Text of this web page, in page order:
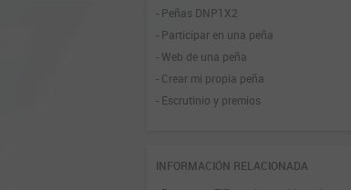
- Peñas DNP1X2
- Participar en una peña
- Web de una peña
- Crear mi propia peña
- Escrutinio y premios
INFORMACIÓN RELACIONADA